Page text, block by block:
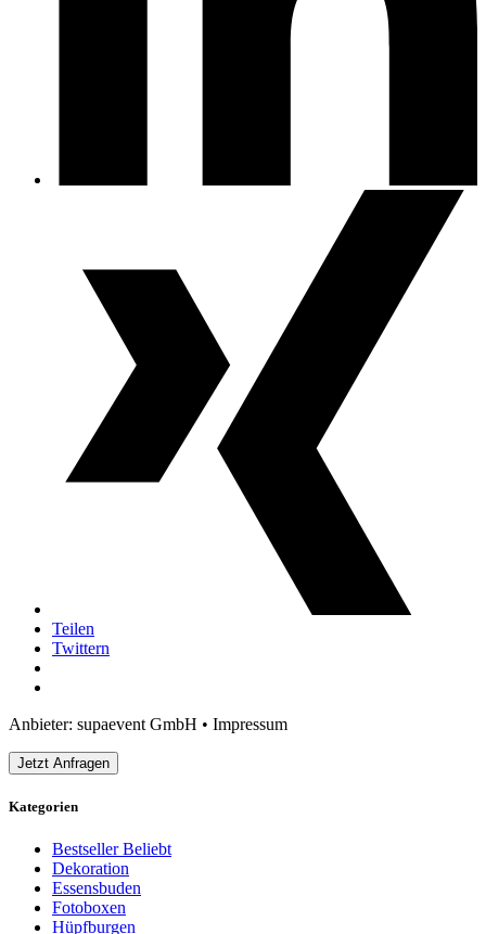
Teilen
Twittern
Anbieter: supaevent GmbH • Impressum
Jetzt Anfragen
Kategorien
BestsellerBeliebt
Dekoration
Essensbuden
Fotoboxen
Hüpfburgen